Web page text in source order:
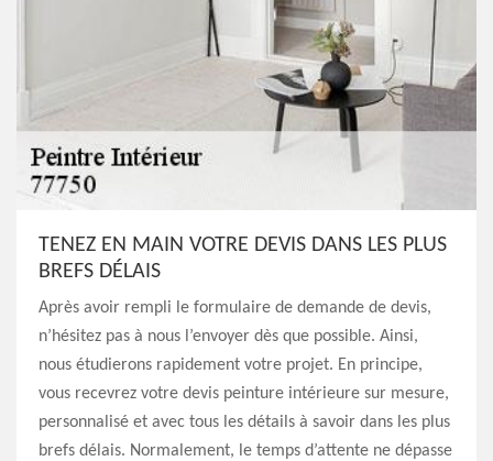
TENEZ EN MAIN VOTRE DEVIS DANS LES PLUS
BREFS DÉLAIS
Après avoir rempli le formulaire de demande de devis,
n’hésitez pas à nous l’envoyer dès que possible. Ainsi,
nous étudierons rapidement votre projet. En principe,
vous recevrez votre devis peinture intérieure sur mesure,
personnalisé et avec tous les détails à savoir dans les plus
brefs délais. Normalement, le temps d’attente ne dépasse